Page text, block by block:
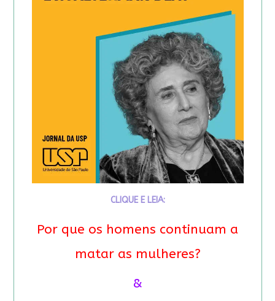
CLIQUE E LEIA:
Por que os homens continuam a
matar as mulheres?
&